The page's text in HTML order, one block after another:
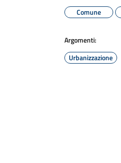
Comune
Argomenti:
Urbanizzazione